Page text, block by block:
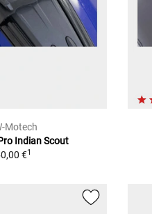
Motech
Indian Scout
€1